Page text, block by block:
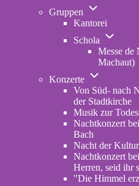
Kirchenmusik
Gruppen
Gruppen
Kantorei
Schola
Schola
Messe de
Machaut)
Konzerte
Konzerte
Von Süd- nach
der Stadtkirche
Musik zur
Nachtkonzert
Bach
Nacht der
Nachtkonzert
Herren, seid ihr
"Die Himmel